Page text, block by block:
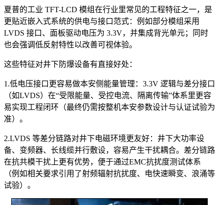
夏普的工业 TFT-LCD 模组在行业里常见的工程特征之一，是
更贴近嵌入式系统的供电与接口范式：例如部分模组采用
LVDS 接口、面板驱动电压为 3.3V，并集成背光单元；同时
也会强调低反射特性以改善可视体验。
这些特征对井下防爆设备有直接好处：
1.低电压接口更容易做本安侧能量管理：3.3V 逻辑与差分接口
（如LVDS）在“受限能量、受控电流、隔离传输”体系里更容
易实现工程闭环（最终仍需按整机本安参数设计与认证试验为
准）。
2.LVDS 等差分链路对井下电磁环境更友好：井下大功率设
备、变频器、长线缆并行敷设，容易产生干扰耦合。差分链路
在抗共模干扰上更有优势，便于通过EMC抗扰度测试体系
（例如相关要求引用了射频辐射抗扰度、电快速瞬变、浪涌等
试验）。